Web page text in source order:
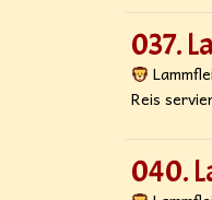
037.
Reis
040.